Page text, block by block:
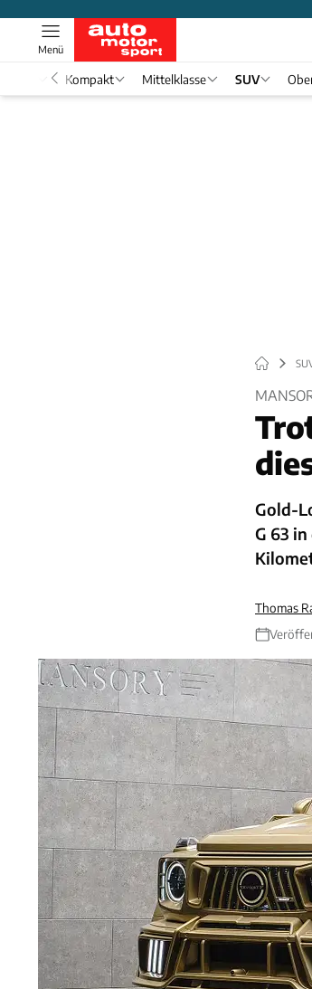
Menü
Kompakt Mittelklasse SUV
Gold-
G 63
Thomas